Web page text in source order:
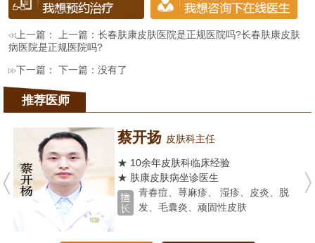
上一篇： 上一篇：长春肤康皮肤医院是正规医院吗?长春肤康皮肤
病医院是正规医院吗?
下一篇： 下一篇：没有了
推荐医师
蔡开扬 皮肤科主任
★ 10余年皮肤科临床经验
★ 肤康皮肤病坐诊医生
青春痘、荨麻疹、 湿疹、皮炎、脱
发、毛囊炎、顽固性皮肤